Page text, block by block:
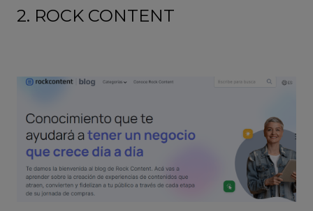
2. ROCK CONTENT